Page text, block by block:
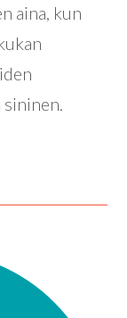
aina, kun
sininen.